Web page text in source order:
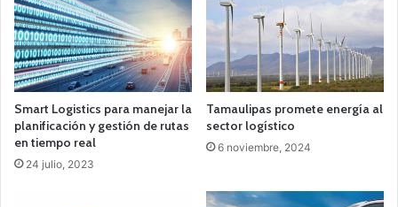
Smart Logistics para manejar la
planificación y gestión de rutas
en tiempo real
24 julio, 2023
Tamaulipas promete energía al
sector logístico
6 noviembre, 2024